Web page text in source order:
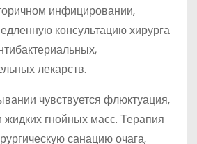
инфицировании,
консультацию хирурга
лекарств.
чувствуется флюктуация,
жидких гнойных масс. Терапия
санацию очага,